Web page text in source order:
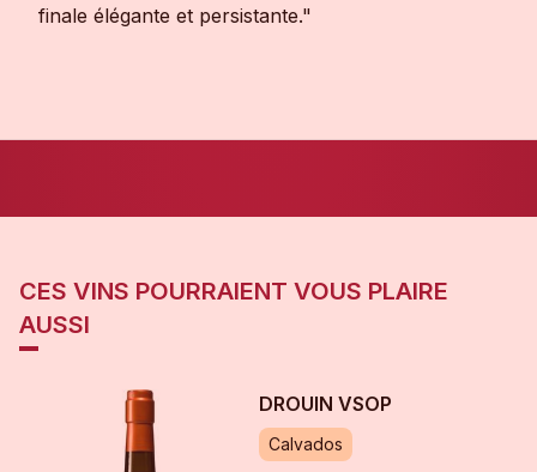
finale élégante et persistante."
CES VINS POURRAIENT VOUS PLAIRE
AUSSI
DROUIN VSOP
Calvados